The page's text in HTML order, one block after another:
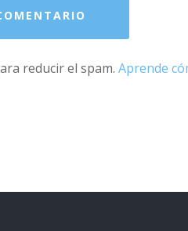
reducir el spam. Aprende